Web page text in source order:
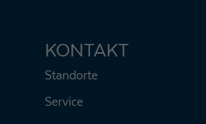
KONTAKT
Standorte
Service